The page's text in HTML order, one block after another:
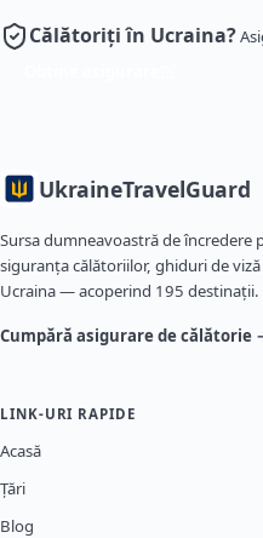
Călătoriți în Ucraina?
UkraineTravelGuard
Sursa dumneavoastră de
siguranța călătoriilor, ghiduri de
Ucraina — acoperind 195 destinații.
Cumpără asigurare de călătorie
LINK-URI RAPIDE
Acasă
Țări
Blog